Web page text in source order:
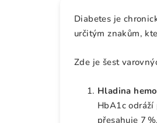
Diabetes je
určitým znakům,
Zde je šest
Hladina
HbA1c
přesahuje 7